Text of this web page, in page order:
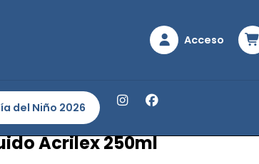
Acceso
del Niño 2026
Papel Líquido Acrilex 250ml
Acrilex 250ml